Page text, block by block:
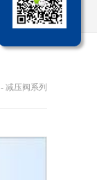
- 减压阀系列